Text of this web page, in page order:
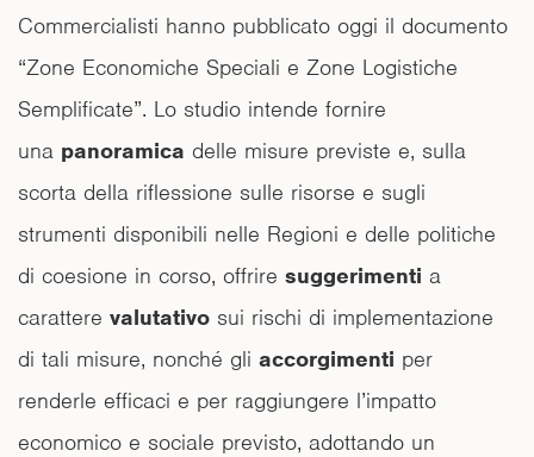
Commercialisti hanno pubblicato oggi il documento
“Zone Economiche Speciali e Zone Logistiche
Semplificate”. Lo studio intende fornire
una panoramica delle misure previste e, sulla
scorta della riflessione sulle risorse e sugli
strumenti disponibili nelle Regioni e delle politiche
di coesione in corso, offrire suggerimenti a
carattere valutativo sui rischi di implementazione
di tali misure, nonché gli accorgimenti per
renderle efficaci e per raggiungere l’impatto
economico e sociale previsto, adottando un